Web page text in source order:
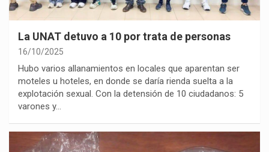
La UNAT detuvo a 10 por trata de personas
16/10/2025
Hubo varios allanamientos en locales que aparentan ser
moteles u hoteles, en donde se daría rienda suelta a la
explotación sexual. Con la detensión de 10 ciudadanos: 5
varones y…